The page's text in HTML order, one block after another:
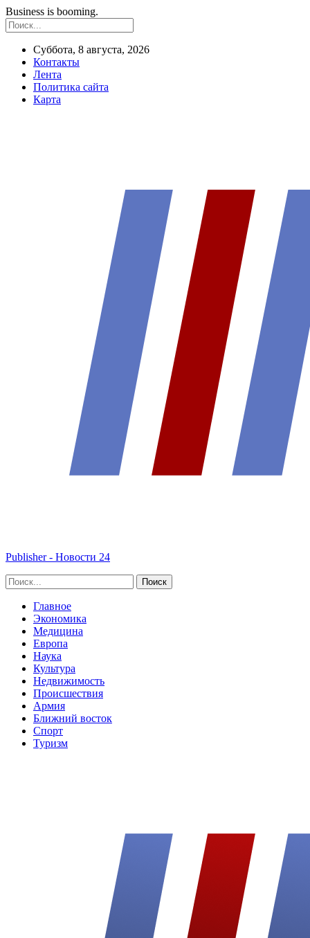
Business is booming.
Суббота, 8 августа, 2026
Контакты
Лента
Политика сайта
Карта
Publisher - Новости 24
Главное
Экономика
Медицина
Европа
Наука
Культура
Недвижимость
Происшествия
Армия
Ближний восток
Спорт
Туризм